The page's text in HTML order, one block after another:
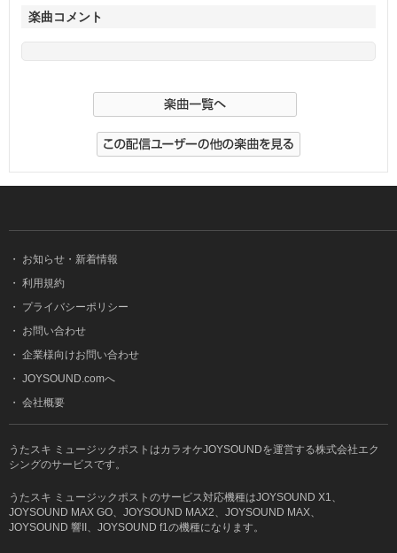
楽曲コメント
・
お知らせ・新着情報
・ 利用規約
・
プライバシーポリシー
・
お問い合わせ
・ 企業様向けお問い合わせ
・ JOYSOUND.comへ
・ 会社概要
うたスキ ミュージックポストはカラオケJOYSOUNDを運営する株式会社エク
シングのサービスです。
うたスキ ミュージックポストのサービス対応機種はJOYSOUND X1、
JOYSOUND MAX GO、JOYSOUND MAX2、JOYSOUND MAX、
JOYSOUND 響II、JOYSOUND f1の機種になります。